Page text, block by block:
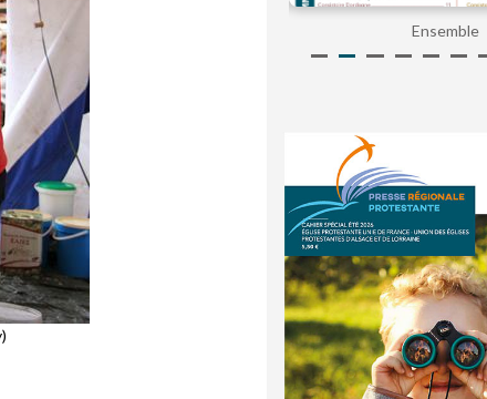
Ensemble